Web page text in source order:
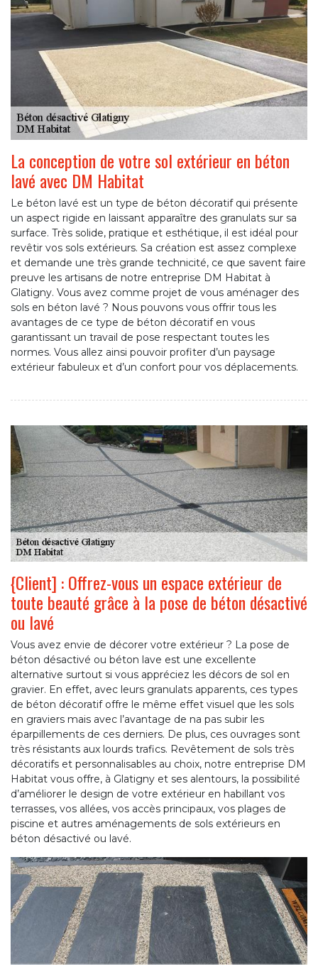
La conception de votre sol extérieur en béton
lavé avec DM Habitat
Le béton lavé est un type de béton décoratif qui présente
un aspect rigide en laissant apparaître des granulats sur sa
surface. Très solide, pratique et esthétique, il est idéal pour
revêtir vos sols extérieurs. Sa création est assez complexe
et demande une très grande technicité, ce que savent faire
preuve les artisans de notre entreprise DM Habitat à
Glatigny. Vous avez comme projet de vous aménager des
sols en béton lavé ? Nous pouvons vous offrir tous les
avantages de ce type de béton décoratif en vous
garantissant un travail de pose respectant toutes les
normes. Vous allez ainsi pouvoir profiter d’un paysage
extérieur fabuleux et d’un confort pour vos déplacements.
{Client] : Offrez-vous un espace extérieur de
toute beauté grâce à la pose de béton désactivé
ou lavé
Vous avez envie de décorer votre extérieur ? La pose de
béton désactivé ou béton lave est une excellente
alternative surtout si vous appréciez les décors de sol en
gravier. En effet, avec leurs granulats apparents, ces types
de béton décoratif offre le même effet visuel que les sols
en graviers mais avec l’avantage de na pas subir les
éparpillements de ces derniers. De plus, ces ouvrages sont
très résistants aux lourds trafics. Revêtement de sols très
décoratifs et personnalisables au choix, notre entreprise DM
Habitat vous offre, à Glatigny et ses alentours, la possibilité
d’améliorer le design de votre extérieur en habillant vos
terrasses, vos allées, vos accès principaux, vos plages de
piscine et autres aménagements de sols extérieurs en
béton désactivé ou lavé.